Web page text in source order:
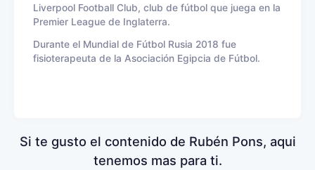
Liverpool Football Club, club de fútbol que juega en la
Premier League de Inglaterra.
Durante el Mundial de Fútbol Rusia 2018 fue
fisioterapeuta de la Asociación Egipcia de Fútbol.
Si te gusto el contenido de Rubén Pons, aqui
tenemos mas para ti.